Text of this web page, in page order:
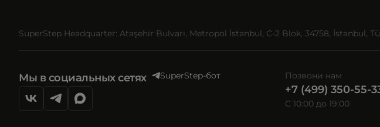
SuperStep Headquarter: Ataşehir Bulvarı, Metropol İstanbul, C-2 Blok, 34758, İstanbul,
Мы в социальных сетях SuperStep-бот Позвони нам
+7 (499) 350-55-
C 10:00 до 19:00